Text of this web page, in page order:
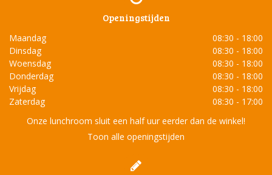
Openingstijden
Maandag
08:30 - 18:00
Dinsdag
08:30 - 18:00
Woensdag
08:30 - 18:00
Donderdag
08:30 - 18:00
Vrijdag
08:30 - 18:00
Zaterdag
08:30 - 17:00
Onze lunchroom sluit een half uur eerder dan de winkel!
Toon alle openingstijden